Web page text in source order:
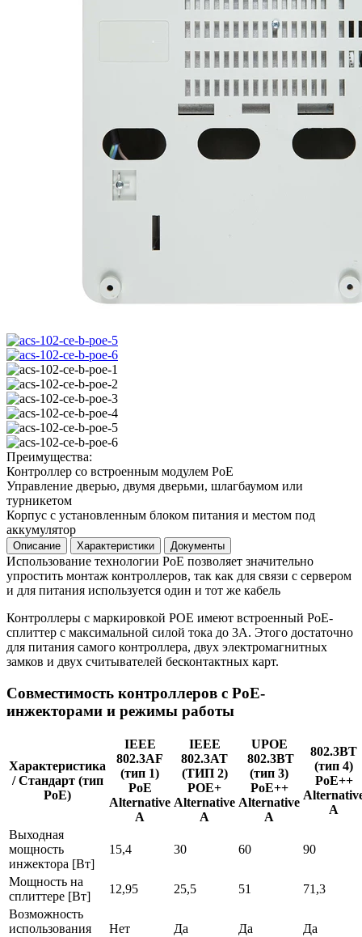
Преимущества:
Контроллер со встроенным модулем PoE
Управление дверью, двумя дверьми, шлагбаумом или
турникетом
Корпус с установленным блоком питания и местом под
аккумулятор
Описание Характеристики Документы
Использование технологии PoE позволяет значительно
упростить монтаж контроллеров, так как для связи с сервером
и для питания используется один и тот же кабель
Контроллеры с маркировкой POE имеют встроенный PoE-
сплиттер с максимальной силой тока до 3А. Этого достаточно
для питания самого контроллера, двух электромагнитных
замков и двух считывателей бесконтактных карт.
Совместимость контроллеров с PoE-
инжекторами и режимы работы
Характеристика
/ Стандарт (тип
PoE)
IEEE
802.3AF
(тип 1)
PoE
Alternative
A
IEEE
802.3AT
(ТИП 2)
POE+
Alternative
A
UPOE
802.3BT
(тип 3)
PoE++
Alternative
A
802.3BT
(тип 4)
PoE++
A
Выходная
мощность
инжектора [Вт]
15,4 30 60 90
Мощность на
сплиттере [Вт]
12,95 25,5 51
71,3
Возможность
использования
Нет Да Да Да